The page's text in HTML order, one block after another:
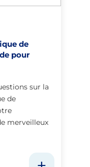
de
pour
sur la
de
merveilleux